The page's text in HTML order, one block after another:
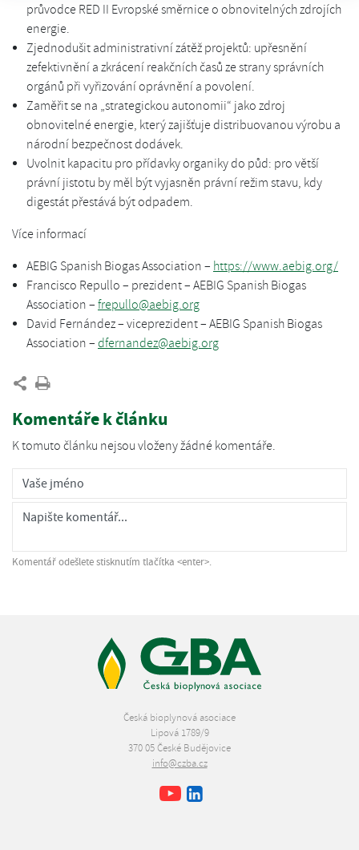
průvodce RED II Evropské směrnice o obnovitelných zdrojích
energie.
Zjednodušit administrativní zátěž projektů: upřesnění
zefektivnění a zkrácení reakčních časů ze strany správních
orgánů při vyřizování oprávnění a povolení.
Zaměřit se na „strategickou autonomii“ jako zdroj
obnovitelné energie, který zajišťuje distribuovanou výrobu a
národní bezpečnost dodávek.
Uvolnit kapacitu pro přídavky organiky do půd: pro větší
právní jistotu by měl být vyjasněn právní režim stavu, kdy
digestát přestává být odpadem.
Více informací
AEBIG Spanish Biogas Association – https://www.aebig.org/
Francisco Repullo – prezident – AEBIG Spanish Biogas
Association – frepullo@aebig.org
David Fernández – viceprezident – AEBIG Spanish Biogas
Association – dfernandez@aebig.org
Komentáře k článku
K tomuto článku nejsou vloženy žádné komentáře.
Komentář odešlete stisknutím tlačítka <enter>.
Česká bioplynová asociace
Lipová 1789/9
370 05 České Budějovice
info@czba.cz
Facebook
Youtube